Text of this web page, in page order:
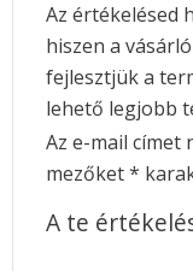
Az értékelésed
hiszen a
fejlesztjük a
lehető legjobb
Az e-mail címet
mezőket*
A te